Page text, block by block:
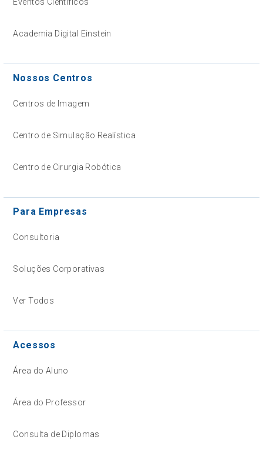
Academia Digital Einstein
Nossos Centros
Centros de Imagem
Centro de Simulação Realística
Centro de Cirurgia Robótica
Para Empresas
Consultoria
Soluções Corporativas
Ver Todos
Acessos
Área do Aluno
Área do Professor
Consulta de Diplomas